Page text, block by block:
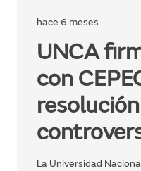
hace 6 meses
UNCA
con
La Universidad